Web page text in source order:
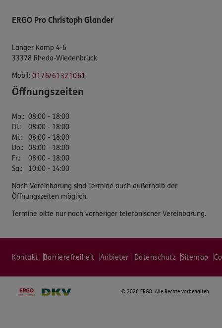
ERGO Pro Christoph Glander
Langer Kamp 4-6
33378 Rheda-Wiedenbrück
Mobil: 0176/61321061
Öffnungszeiten
Mo.: 08:00 - 18:00
Di.:
08:00 - 18:00
Mi.:
08:00 - 18:00
Do.: 08:00 - 18:00
Fr.:
08:00 - 18:00
Sa.: 10:00 - 14:00
Nach Vereinbarung sind Termine auch außerhalb der
Öffnungszeiten möglich.
Termine bitte nur nach vorheriger telefonischer Vereinbarung.
Kontakt Barrierefreiheit Anbieter Datenschutz Sitemap
© 2026 ERGO. Alle Rechte vorbehalten.